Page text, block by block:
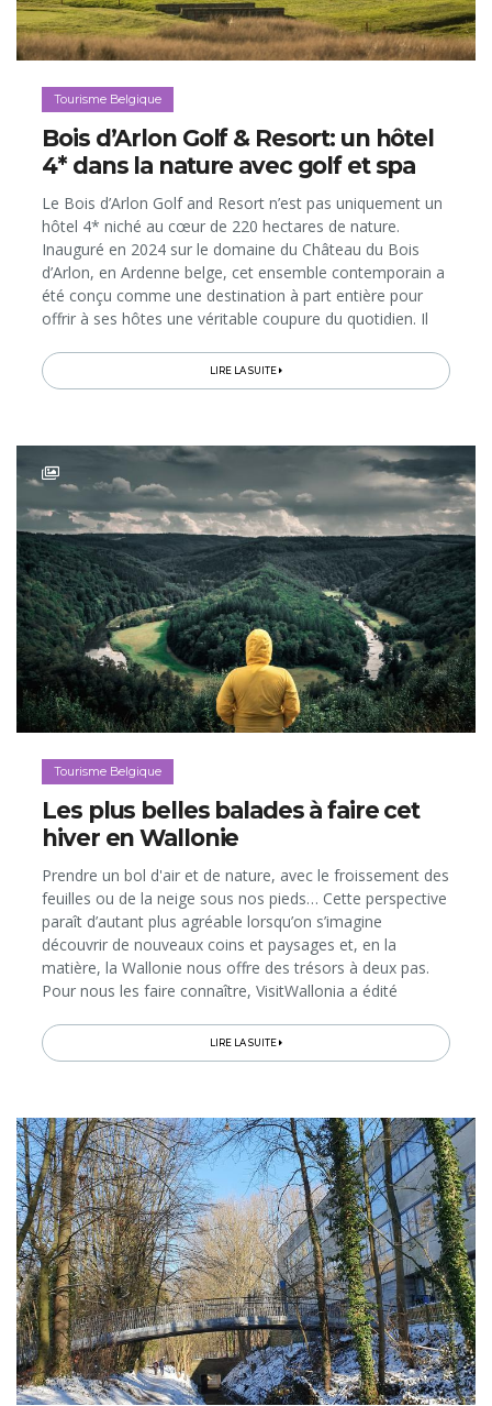
Tourisme Belgique
Bois d’Arlon Golf & Resort: un hôtel
4* dans la nature avec golf et spa
Le Bois d’Arlon Golf and Resort n’est pas uniquement un
hôtel 4* niché au cœur de 220 hectares de nature.
Inauguré en 2024 sur le domaine du Château du Bois
d’Arlon, en Ardenne belge, cet ensemble contemporain a
été conçu comme une destination à part entière pour
offrir à ses hôtes une véritable coupure du quotidien. Il
paysages environnants... LIRE LA SUITE
Tourisme Belgique
Les plus belles balades à faire cet
hiver en Wallonie
Prendre un bol d'air et de nature, avec le froissement des
feuilles ou de la neige sous nos pieds… Cette perspective
paraît d’autant plus agréable lorsqu’on s’imagine
découvrir de nouveaux coins et paysages et, en la
matière, la Wallonie nous offre des trésors à deux pas.
Pour nous les faire connaître, VisitWallonia a édité
LIRE LA SUITE